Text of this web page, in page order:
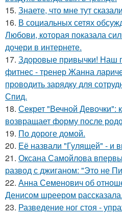
15. Знаете, что мне тут
16. В социальных сетях
Любови, которая показала
дочери в интернете.
17. Здоровые привычки! Наш
фитнес - тренер Жанна
проводить зарядку для
Спид.
18. Секрет "Вечной Девочки":
возвращает форму после
19. По дороге домой.
20. Её назвали "Гулящей" - и
21. Оксана Самойлова
развод с джиганом: "Это не
22. Анна Семенович об
Денисом шреером рассказала.
23. Разведение ног стоя -